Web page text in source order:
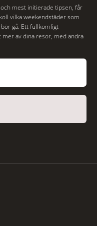
mest initierade tipsen, får
vilka weekendstäder som
gå. Ett fullkomligt
av dina resor, med andra